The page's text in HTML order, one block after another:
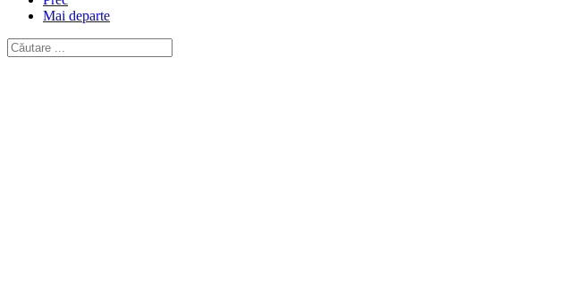
Mai departe